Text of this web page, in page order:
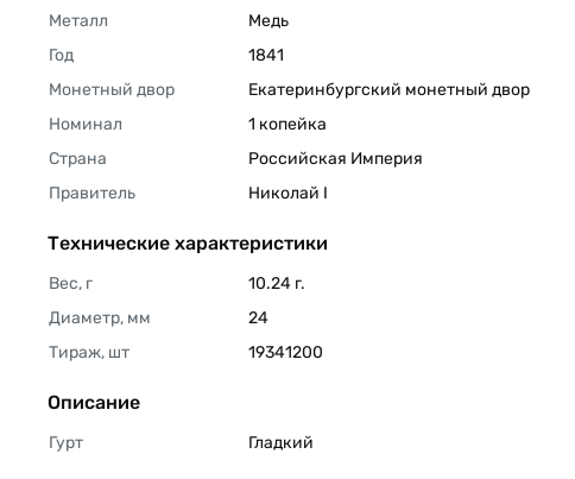
Металл
Медь
Год
1841
Монетный двор
Екатеринбургский монетный двор
Номинал
1 копейка
Страна
Российская Империя
Правитель
Николай I
Технические характеристики
Вес, г
10.24 г.
Диаметр, мм
24
Тираж, шт
19341200
Описание
Гурт Гладкий